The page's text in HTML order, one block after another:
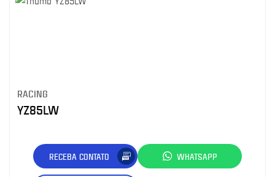
RACING
YZ85LW
RECEBA CONTATO WHATSAPP